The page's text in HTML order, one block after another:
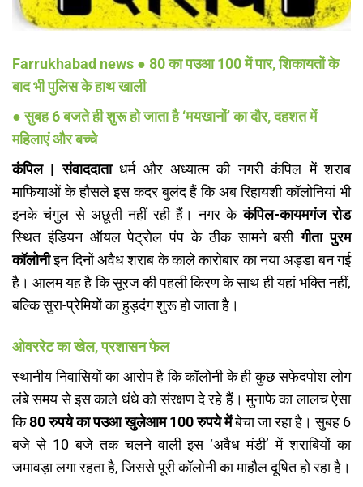
Farrukhabad news ● 80 का पउआ 100 में पार, शिकायतों के
बाद भी पुलिस के हाथ खाली
● सुबह 6 बजते ही शुरू हो जाता है ‘मयखानों’ का दौर, दहशत में
महिलाएं और बच्चे
कंपिल | संवाददाताधर्म और अध्यात्म की नगरी कंपिल में शराब
माफियाओं के हौसले इस कदर बुलंद हैं कि अब रिहायशी कॉलोनियां भी
इनके चंगुल से अछूती नहीं रही हैं। नगर केकंपिल-कायमगंज रोड
स्थित इंडियन ऑयल पेट्रोल पंप के ठीक सामने बसीगीता पुरम
कॉलोनीइन दिनों अवैध शराब के काले कारोबार का नया अड्डा बन गई
है। आलम यह है कि सूरज की पहली किरण के साथ ही यहां भक्ति नहीं,
बल्कि सुरा-प्रेमियों का हुड़दंग शुरू हो जाता है।
ओवररेट का खेल, प्रशासन फेल
​स्थानीय निवासियों का आरोप है कि कॉलोनी के ही कुछ सफेदपोश लोग
लंबे समय से इस काले धंधे को संरक्षण दे रहे हैं। मुनाफे का लालच ऐसा
कि80 रुपये का पउआ खुलेआम 100 रुपये मेंबेचा जा रहा है। सुबह 6
बजे से 10 बजे तक चलने वाली इस ‘अवैध मंडी’ में शराबियों का
जमावड़ा लगा रहता है, जिससे पूरी कॉलोनी का माहौल दूषित हो रहा है।